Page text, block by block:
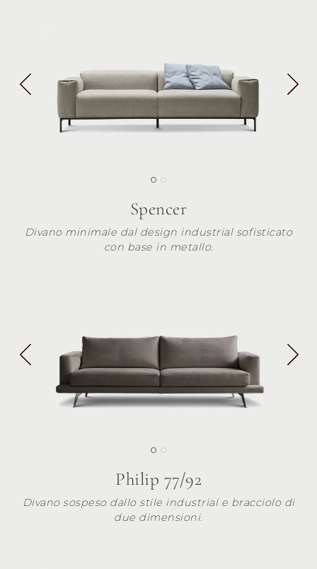
Spencer
Divano minimale dal design industrial sofisticato
con base in metallo.
Philip 77/92
Divano sospeso dallo stile industrial e bracciolo di
due dimensioni.